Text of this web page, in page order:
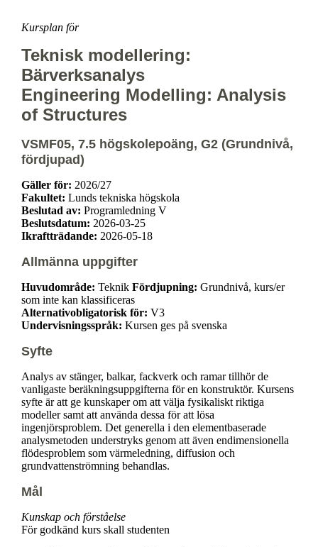
Kursplan för
Teknisk modellering:
Bärverksanalys
Engineering Modelling: Analysis
of Structures
VSMF05, 7.5 högskolepoäng, G2 (Grundnivå,
fördjupad)
Gäller för: 2026/27
Fakultet: Lunds tekniska högskola
Beslutad av: Programledning V
Beslutsdatum: 2026-03-25
Ikraftträdande: 2026-05-18
Allmänna uppgifter
Huvudområde: Teknik Fördjupning: Grundnivå, kurs/er
som inte kan klassificeras
Alternativobligatorisk för: V3
Undervisningsspråk: Kursen ges på svenska
Syfte
Analys av stänger, balkar, fackverk och ramar tillhör de
vanligaste beräkningsuppgifterna för en konstruktör. Kursens
syfte är att ge kunskaper om att välja fysikaliskt riktiga
modeller samt att använda dessa för att lösa
ingenjörsproblem. Det generella i den elementbaserade
analysmetoden understryks genom att även endimensionella
flödesproblem som värmeledning, diffusion och
grundvattenströmning behandlas.
Mål
Kunskap och förståelse
För godkänd kurs skall studenten